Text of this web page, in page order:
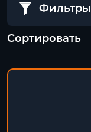
Фильтры
Сортировать